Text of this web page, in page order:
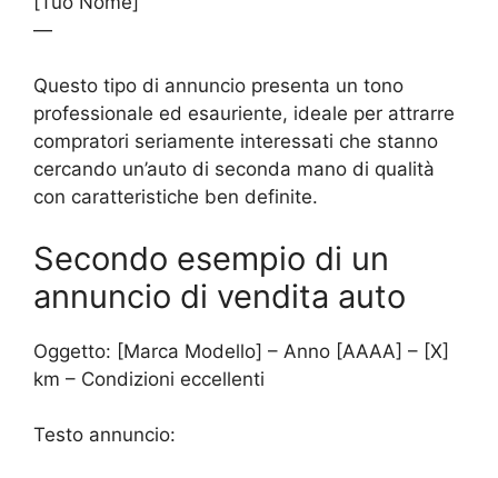
—
Questo tipo di annuncio presenta un tono
professionale ed esauriente, ideale per attrarre
compratori seriamente interessati che stanno
cercando un’auto di seconda mano di qualità
con caratteristiche ben definite.
Secondo esempio di un
annuncio di vendita auto
Oggetto: [Marca Modello] – Anno [AAAA] – [X]
km – Condizioni eccellenti
Testo annuncio: